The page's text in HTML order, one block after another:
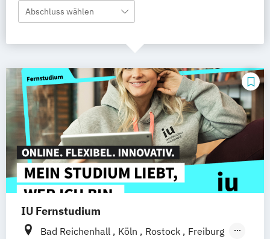
Abschluss wählen
IU Fernstudium
Bad Reichenhall Köln Rostock
Freiburg